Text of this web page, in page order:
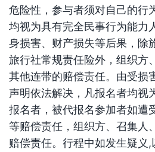
危险性，参与者须对自己的行
均视为具有完全民事行为能力
身损害、财产损失等后果，除
旅行社常规责任险外，组织方
其他连带的赔偿责任。由受损
声明依法解决，凡报名者均视
报名者，被代报名参加者如遭
等赔偿责任，组织方、召集人
赔偿责任。行程中如发生疑义 ,